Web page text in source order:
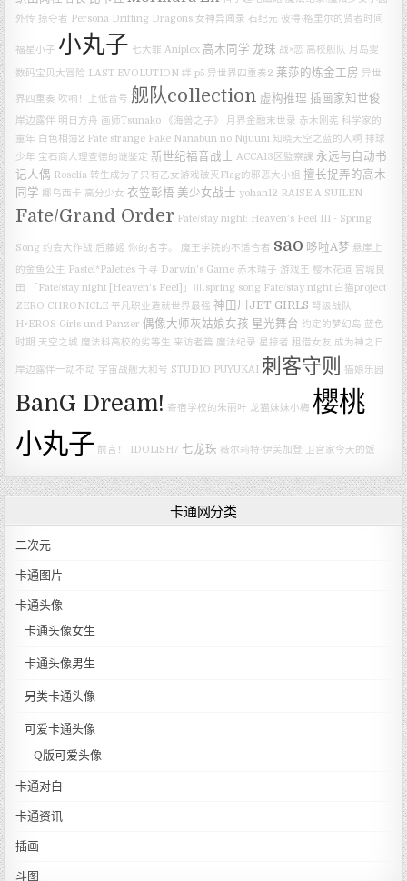
外传 掠夺者 Persona Drifting Dragons 女神异闻录 石纪元 彼得·格里尔的贤者时间
福星小子 小丸子 七大罪 Aniplex 高木同学 龙珠 战×恋 高校舰队 月岛雯
数码宝贝大冒险 LAST EVOLUTION 绊 p5 异世界四重奏2 莱莎的炼金工房 异世
界四重奏 吹响！上低音号 舰队collection 虚构推理 插画家知世俊
岸边露伴 明日方舟 画师Tsunako 《海兽之子》 月界金融末世录 赤木刚宪 科学家的
童年 白色相簿2 Fate strange Fake Nanabun no Nijuuni 知晓天空之蓝的人啊 排球
少年 宝石商人理查德的谜鉴定 新世纪福音战士 ACCA13区監察課 永远与自动书
记人偶 Roselia 转生成为了只有乙女游戏破灭Flag的邪恶大小姐 擅长捉弄的高木
同学 娜乌西卡 高分少女 衣笠彰梧 美少女战士 yohan12 RAISE A SUILEN
Fate/Grand Order Fate/stay night: Heaven’s Feel III - Spring
Song 约会大作战 后藤姬 你的名字。 魔王学院的不适合者 sao 哆啦A梦 悬崖上
的金鱼公主 Pastel*Palettes 千寻 Darwin's Game 赤木晴子 游戏王 樱木花道 宫城良
田
「Fate/stay night [Heaven's Feel]」Ⅲ.spring song Fate/stay night 白猫project
ZERO CHRONICLE 平凡职业造就世界最强 神田川JET GIRLS 弩级战队
H×EROS Girls und Panzer 偶像大师灰姑娘女孩 星光舞台 约定的梦幻岛 蓝色
时期 天空之城 魔法科高校的劣等生 来访者篇 魔法纪录 星掠者 租借女友 成为神之日
岸边露伴一动不动 宇宙战舰大和号 STUDIO PUYUKAI 刺客守则 猫娘乐园
BanG Dream! 寄宿学校的朱丽叶 龙猫妹妹小梅 櫻桃
小丸子 前言！ IDOLiSH7 七龙珠 薇尔莉特·伊芙加登 卫宫家今天的饭
卡通网分类
二次元
卡通图片
卡通头像
卡通头像女生
卡通头像男生
另类卡通头像
可爱卡通头像
Q版可爱头像
卡通对白
卡通资讯
插画
斗图